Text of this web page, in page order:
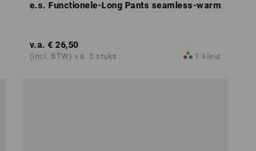
e.s. Functionele-Long Pants seamless-warm
v.a. € 26,50
(incl. BTW) v.a. 3 stuks 1 kleur